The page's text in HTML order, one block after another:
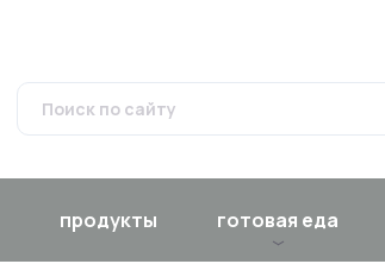
продукты готовая еда